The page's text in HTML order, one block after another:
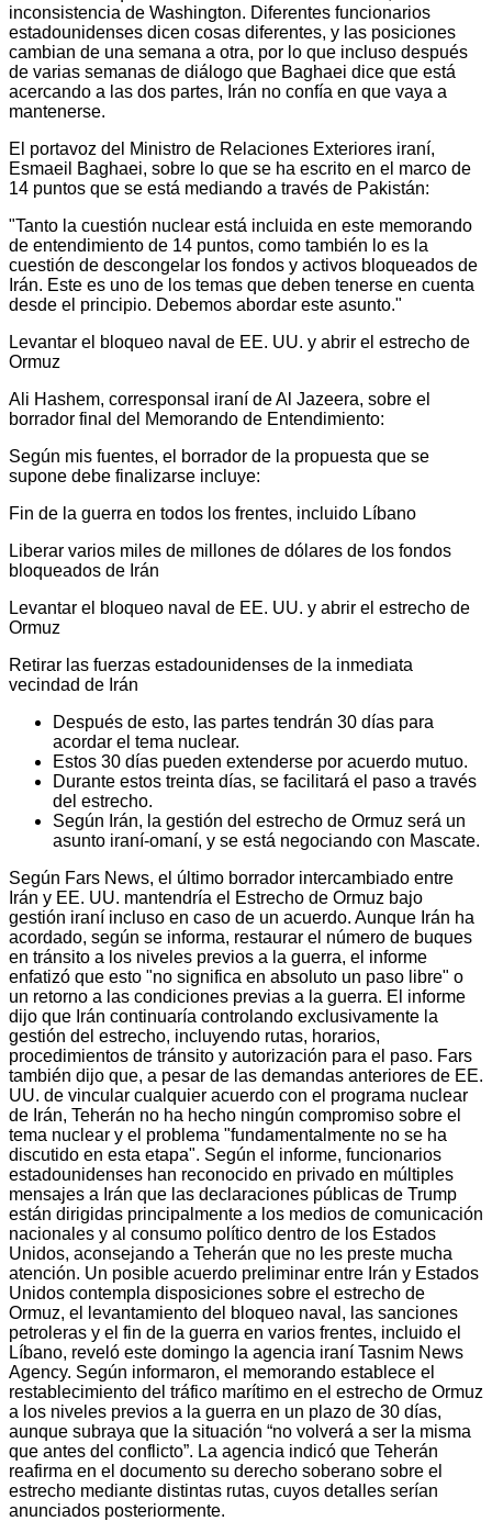
inconsistencia de Washington. Diferentes funcionarios
estadounidenses dicen cosas diferentes, y las posiciones
cambian de una semana a otra, por lo que incluso después
de varias semanas de diálogo que Baghaei dice que está
acercando a las dos partes, Irán no confía en que vaya a
mantenerse.
El portavoz del Ministro de Relaciones Exteriores iraní,
Esmaeil Baghaei, sobre lo que se ha escrito en el marco de
14 puntos que se está mediando a través de Pakistán:
"Tanto la cuestión nuclear está incluida en este memorando
de entendimiento de 14 puntos, como también lo es la
cuestión de descongelar los fondos y activos bloqueados de
Irán. Este es uno de los temas que deben tenerse en cuenta
desde el principio. Debemos abordar este asunto."
Levantar el bloqueo naval de EE. UU. y abrir el estrecho de
Ormuz
Ali Hashem, corresponsal iraní de Al Jazeera, sobre el
borrador final del Memorando de Entendimiento:
Según mis fuentes, el borrador de la propuesta que se
supone debe finalizarse incluye:
Fin de la guerra en todos los frentes, incluido Líbano
Liberar varios miles de millones de dólares de los fondos
bloqueados de Irán
Levantar el bloqueo naval de EE. UU. y abrir el estrecho de
Ormuz
Retirar las fuerzas estadounidenses de la inmediata
vecindad de Irán
Después de esto, las partes tendrán 30 días para
acordar el tema nuclear.
Estos 30 días pueden extenderse por acuerdo mutuo.
Durante estos treinta días, se facilitará el paso a través
del estrecho.
Según Irán, la gestión del estrecho de Ormuz será un
asunto iraní-omaní, y se está negociando con Mascate.
Según Fars News, el último borrador intercambiado entre
Irán y EE. UU. mantendría el Estrecho de Ormuz bajo
gestión iraní incluso en caso de un acuerdo. Aunque Irán ha
acordado, según se informa, restaurar el número de buques
en tránsito a los niveles previos a la guerra, el informe
enfatizó que esto "no significa en absoluto un paso libre" o
un retorno a las condiciones previas a la guerra. El informe
dijo que Irán continuaría controlando exclusivamente la
gestión del estrecho, incluyendo rutas, horarios,
procedimientos de tránsito y autorización para el paso. Fars
también dijo que, a pesar de las demandas anteriores de EE.
UU. de vincular cualquier acuerdo con el programa nuclear
de Irán, Teherán no ha hecho ningún compromiso sobre el
tema nuclear y el problema "fundamentalmente no se ha
discutido en esta etapa". Según el informe, funcionarios
estadounidenses han reconocido en privado en múltiples
mensajes a Irán que las declaraciones públicas de Trump
están dirigidas principalmente a los medios de comunicación
nacionales y al consumo político dentro de los Estados
Unidos, aconsejando a Teherán que no les preste mucha
atención. Un posible acuerdo preliminar entre Irán y Estados
Unidos contempla disposiciones sobre el estrecho de
Ormuz, el levantamiento del bloqueo naval, las sanciones
petroleras y el fin de la guerra en varios frentes, incluido el
Líbano, reveló este domingo la agencia iraní Tasnim News
Agency. Según informaron, el memorando establece el
restablecimiento del tráfico marítimo en el estrecho de Ormuz
a los niveles previos a la guerra en un plazo de 30 días,
aunque subraya que la situación “no volverá a ser la misma
que antes del conflicto”. La agencia indicó que Teherán
reafirma en el documento su derecho soberano sobre el
estrecho mediante distintas rutas, cuyos detalles serían
anunciados posteriormente.